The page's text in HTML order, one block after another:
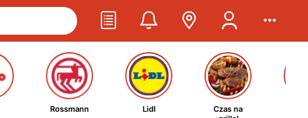
Rossmann Lidl
Czas na